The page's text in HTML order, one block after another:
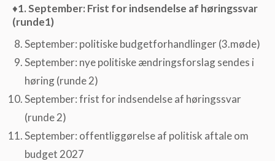
♦️1. September: Frist for indsendelse af høringssvar
(runde1)
September: politiske budgetforhandlinger (3.møde)
September: nye politiske ændringsforslag sendes i
høring (runde 2)
September: frist for indsendelse af høringssvar
(runde 2)
September: offentliggørelse af politisk aftale om
budget 2027